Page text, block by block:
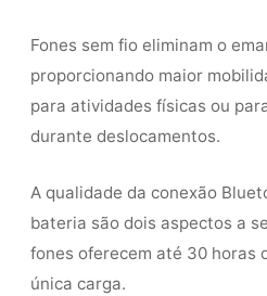
Fones sem fio eliminam o
proporcionando maior
para atividades físicas ou
durante deslocamentos.
A qualidade da conexão
bateria são dois aspectos a
fones oferecem até 30 horas
única carga.